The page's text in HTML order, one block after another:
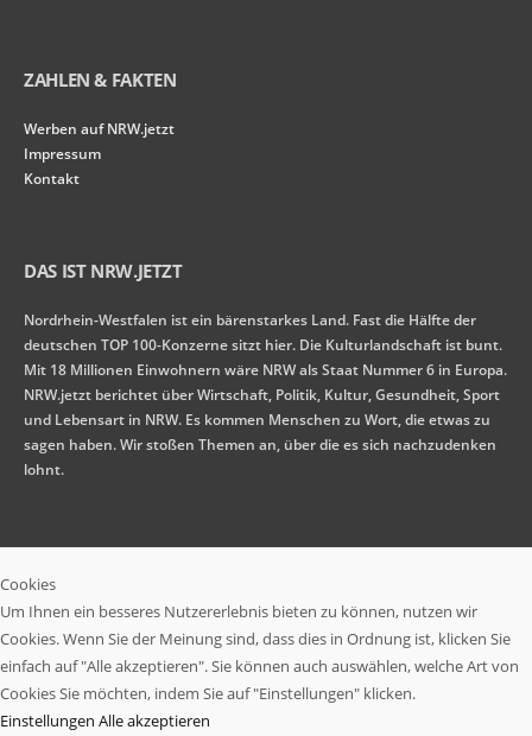
ZAHLEN & FAKTEN
Werben auf NRW.jetzt
Impressum
Kontakt
DAS IST NRW.JETZT
Nordrhein-Westfalen ist ein bärenstarkes Land. Fast die Hälfte der
deutschen TOP 100-Konzerne sitzt hier. Die Kulturlandschaft ist bunt.
Mit 18 Millionen Einwohnern wäre NRW als Staat Nummer 6 in Europa.
NRW.jetzt berichtet über Wirtschaft, Politik, Kultur, Gesundheit, Sport
und Lebensart in NRW. Es kommen Menschen zu Wort, die etwas zu
sagen haben. Wir stoßen Themen an, über die es sich nachzudenken
lohnt.
Cookies
Um Ihnen ein besseres Nutzererlebnis bieten zu können, nutzen wir
Cookies. Wenn Sie der Meinung sind, dass dies in Ordnung ist, klicken Sie
einfach auf "Alle akzeptieren". Sie können auch auswählen, welche Art von
Cookies Sie möchten, indem Sie auf "Einstellungen" klicken.
Einstellungen Alle akzeptieren